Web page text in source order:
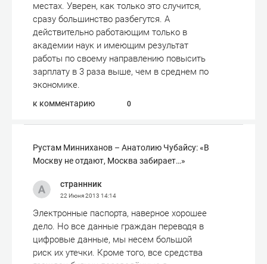
местах. Уверен, как только это случится,
сразу большинство разбегутся. А
действительно работающим только в
академии наук и имеющим результат
работы по своему направлению повысить
зарплату в 3 раза выше, чем в среднем по
экономике.
к комментарию 0
Рустам Минниханов – Анатолию Чубайсу: «В
Москву не отдают, Москва забирает…»
страннник
22 Июня 2013 14:14
Электронные паспорта, наверное хорошее
дело. Но все данные граждан переводя в
цифровые данные, мы несем большой
риск их утечки. Кроме того, все средства